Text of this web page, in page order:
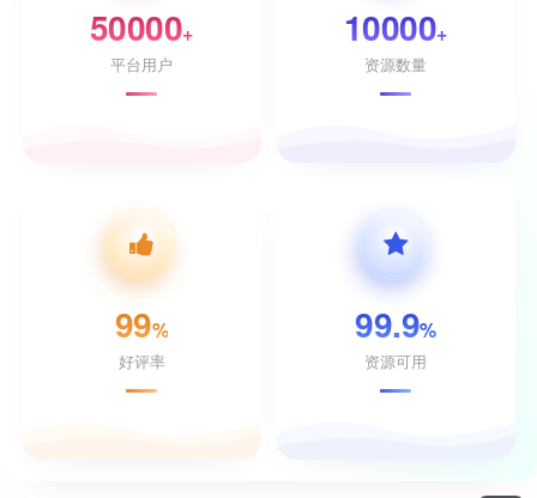
50000+
平台用户
10000+
资源数量
99%
好评率
99.9%
资源可用